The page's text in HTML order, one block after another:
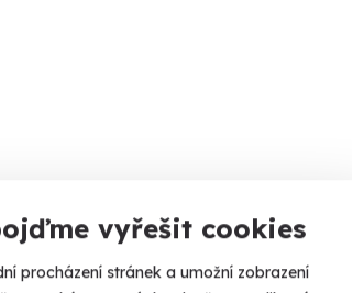
vyřešit cookies
procházení stránek a umožní zobrazení